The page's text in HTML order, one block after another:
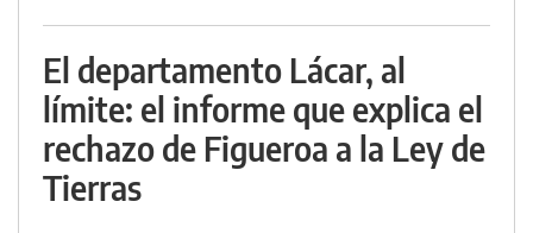
El departamento Lácar, al
límite: el informe que explica el
rechazo de Figueroa a la Ley de
Tierras